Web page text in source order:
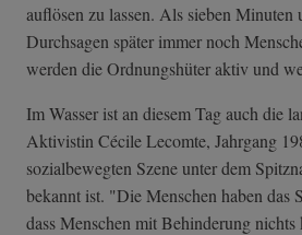
auflösen zu lassen. Als sieben Minuten
Durchsagen später immer noch
werden die Ordnungshüter aktiv und
Im Wasser ist an diesem Tag auch die
Aktivistin Cécile Lecomte, Jahrgang
sozialbewegten Szene unter dem
bekannt ist. "Die Menschen haben das
dass Menschen mit Behinderung